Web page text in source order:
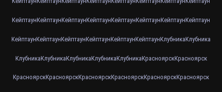
КейптаунКейптаунКейптаунКейптаунКейптаунКейптаунКейптаунКейптаун
КейптаунКейптаунКейптаунКейптаунКейптаунКейптаунКлубникаКлубника
КлубникаКлубникаКлубникаКлубникаКлубникаКрасноярскКрасноярск
КрасноярскКрасноярскКрасноярскКрасноярскКрасноярскКрасноярск